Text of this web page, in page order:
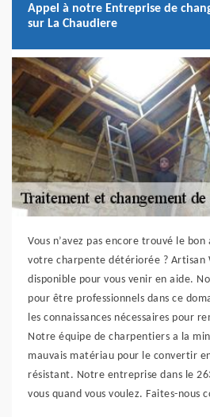
Appel à notre Entreprise de
sur La Chaudiere
Vous n’avez pas encore trouvé le
votre charpente détériorée ? Artisan
disponible pour vous venir en aide.
pour être professionnels dans ce
les connaissances nécessaires pour
Notre équipe de charpentiers a la
mauvais matériau pour le convertir
résistant. Notre entreprise dans le
vous quand vous voulez. Faites-nous